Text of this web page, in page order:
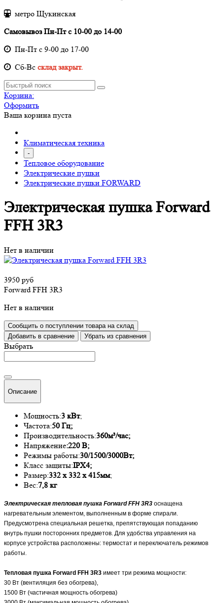
метро Щукинская
Самовывоз Пн-Пт с 10-00 до 14-00
Пн-Пт с 9-00 до 17-00
Cб-Вс склад закрыт.
Корзина:
Оформить
Ваша корзина пуста
Климатическая техника
-
Тепловое оборудование
Электрические пушки
Электрические пушки FORWARD
Электрическая пушка Forward
FFH 3R3
Нет в наличии
3950 руб
Forward FFH 3R3
Нет в наличии
Сообщить о поступлении товара на склад
Добавить в сравнение
Убрать из сравнения
Выбрать
Описание
Мощность:3 кВт;
Частота:50 Гц;
Производительность:360м³/час;
Напряжение:220 В;
Режимы работы:30/1500/3000Вт;
Класс защиты:IPX4;
Размер:332 х 332 х 415мм;
Вес:7,8 кг
Электрическая тепловая пушка Forward FFH 3R3 оснащена
нагревательным элементом, выполненным в форме спирали.
Предусмотрена специальная решетка, препятствующая попаданию
внутрь пушки посторонних предметов. Для удобства управления на
корпусе устройства расположены: термостат и переключатель режимов
работы.
Тепловая пушка Forward FFH 3R3 имеет три режима мощности:
30 Вт (вентиляция без обогрева),
1500 Вт (частичная мощность обогрева)